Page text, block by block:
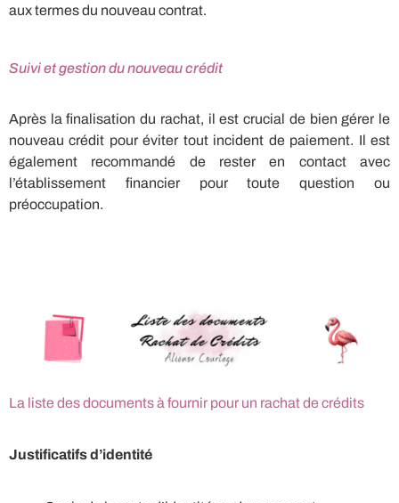
aux termes du nouveau contrat.
Suivi et gestion du nouveau crédit
Après la finalisation du rachat, il est crucial de bien gérer le
nouveau crédit pour éviter tout incident de paiement. Il est
également recommandé de rester en contact avec
l’établissement financier pour toute question ou
préoccupation.
La liste des documents à fournir pour un rachat de crédits
Justificatifs d’identité